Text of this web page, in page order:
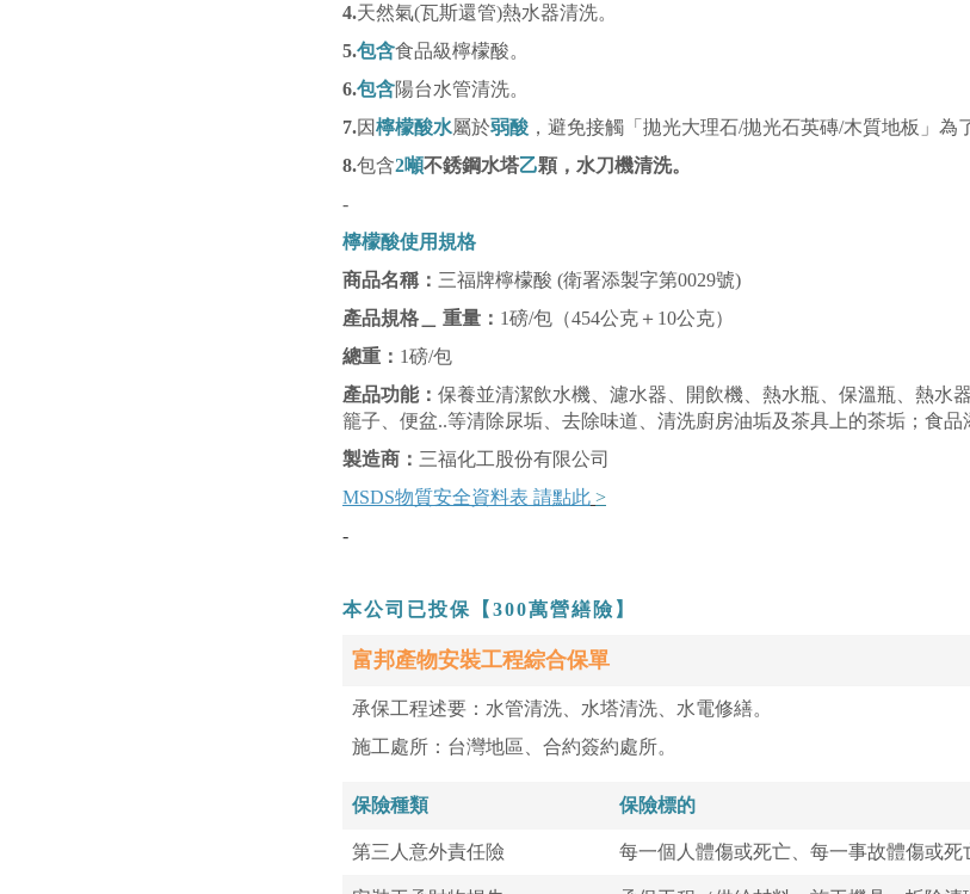
4.天然氣(瓦斯還管)熱水器清洗。
5.包含食品級檸檬酸。
6.包含陽台水管清洗。
7.因檸檬酸水屬於弱酸 ，避免接觸「拋光大理石/拋光石英磚/木質地板」為
8.包含2噸不銹鋼水塔乙顆 ， 水刀機清洗。
-
檸檬酸使用規格
商品名稱： 三福牌檸檬酸 (衛署添製字第0029號)
產品規格＿ 重量： 1磅/包（454公克＋10公克）
總重： 1磅/包
產品功能： 保養並清潔飲水機、濾水器、開飲機、熱水瓶、保溫瓶、熱水
籠子、便盆..等清除尿垢、去除味道、清洗廚房油垢及茶具上的茶垢；食品
製造商： 三福化工股份有限公司
MSDS物質安全資料表 請點此 >
-
本公司已投保【300萬營繕險】
富邦產物安裝工程綜合保單
承保工程述要：水管清洗、水塔清洗、水電修繕。
施工處所：台灣地區、合約簽約處所。
保險種類 保險標的
第三人意外責任險 每一個人體傷或死亡、每一事故體傷或死